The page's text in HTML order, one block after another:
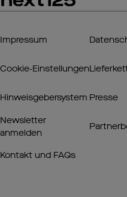
Impressum
Cookie‑Einstellungen
Hinweisgebersystem Presse
Newsletter
anmelden
Kontakt und FAQs